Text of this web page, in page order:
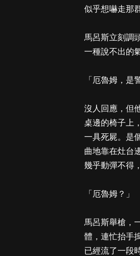
似乎想嚇走那
馬呂斯立刻調
一種說不出的
「厄魯姆，是
沒人回應，但
桌邊的椅子上
一具死屍。是
曲地靠在灶台
幾乎動彈不得
「厄魯姆？」
馬呂斯舉槍，
體，連忙抬手
已經流了一段